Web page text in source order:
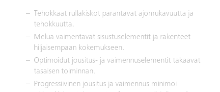
Tehokkaat rullakiskot parantavat ajomukavuutta ja
tehokkuutta.
Melua vaimentavat sisustuselementit ja rakenteet
hiljaisempaan kokemukseen.
Optimoidut jousitus- ja vaimennuselementit takaavat
tasaisen toiminnan.
Progressiivinen jousitus ja vaimennus minimoi